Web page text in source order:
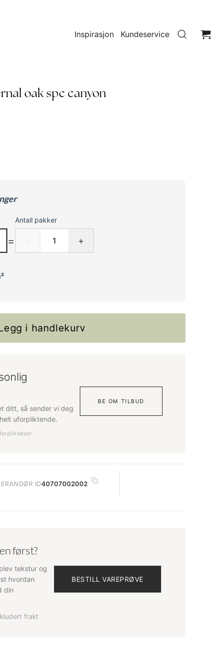
Inspirasjon Kundeservice
oak spc canyon
=
Antall pakker
+
i handlekurv
ditt, så sender vi deg
uforpliktende.
BE OM TILBUD
ID40707002002
først?
tekstur og
hvordan
din
frakt
BESTILL VAREPRØVE